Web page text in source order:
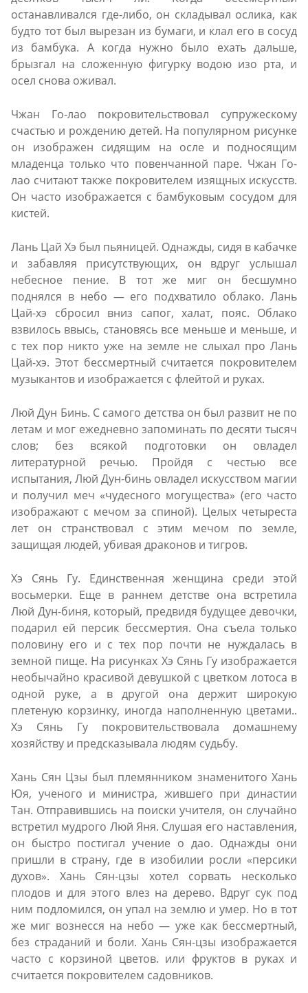
останавливался где-либо, он складывал ослика, как
будто тот был вырезан из бумаги, и клал его в сосуд
из бамбука. А когда нужно было ехать дальше,
брызгал на сложенную фигурку водою изо рта, и
осел снова оживал.
Чжан Го-лао покровительствовал супружескому
счастью и рождению детей. На популярном рисунке
он изображен сидящим на осле и подносящим
младенца только что повенчанной паре. Чжан Го-
лао считают также покровителем изящных искусств.
Он часто изображается с бамбуковым сосудом для
кистей.
Лань Цай Хэ был пьяницей. Однажды, сидя в кабачке
и забавляя присутствующих, он вдруг услышал
небесное пение. В тот же миг он бесшумно
поднялся в небо — его подхватило облако. Лань
Цай-хэ сбросил вниз сапог, халат, пояс. Облако
взвилось ввысь, становясь все меньше и меньше, и
с тех пор никто уже на земле не слыхал про Лань
Цай-хэ. Этот бессмертный считается покровителем
музыкантов и изображается с флейтой и руках.
Люй Дун Бинь. С самого детства он был развит не по
летам и мог ежедневно запоминать по десяти тысяч
слов; без всякой подготовки он овладел
литературной речью. Пройдя с честью все
испытания, Люй Дун-бинь овладел искусством магии
и получил меч «чудесного могущества» (его часто
изображают с мечом за спиной). Целых четыреста
лет он странствовал с этим мечом по земле,
защищая людей, убивая драконов и тигров.
Хэ Сянь Гу. Единственная женщина среди этой
восьмерки. Еще в раннем детстве она встретила
Люй Дун-биня, который, предвидя будущее девочки,
подарил ей персик бессмертия. Она съела только
половину его и с тех пор почти не нуждалась в
земной пище. На рисунках Хэ Сянь Гу изображается
необычайно красивой девушкой с цветком лотоса в
одной руке, а в другой она держит широкую
плетеную корзинку, иногда наполненную цветами..
Хэ Сянь Гу покровительствовала домашнему
хозяйству и предсказывала людям судьбу.
Хань Сян Цзы был племянником знаменитого Хань
Юя, ученого и министра, жившего при династии
Тан. Отправившись на поиски учителя, он случайно
встретил мудрого Люй Яня. Слушая его наставления,
он быстро постигал учение о дао. Однажды они
пришли в страну, где в изобилии росли «персики
духов». Хань Сян-цзы хотел сорвать несколько
плодов и для этого влез на дерево. Вдруг сук под
ним подломился, он упал на землю и умер. Но в тот
же миг вознесся на небо — уже как бессмертный,
без страданий и боли. Хань Сян-цзы изображается
часто с корзиной цветов. или фруктов в руках и
считается покровителем садовников.